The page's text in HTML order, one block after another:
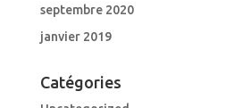
septembre 2020
janvier 2019
Catégories